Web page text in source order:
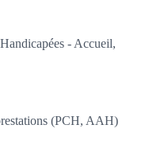
- Accueil,
(PCH, AAH)